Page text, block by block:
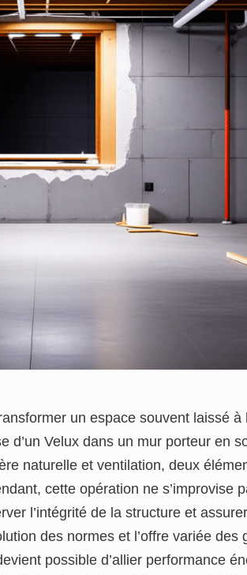
un espace souvent laissé à
d’un Velux dans un mur porteur en
naturelle et ventilation, deux
cette opération ne s’improvise
l’intégrité de la structure et
des normes et l’offre variée des
possible d’allier performance